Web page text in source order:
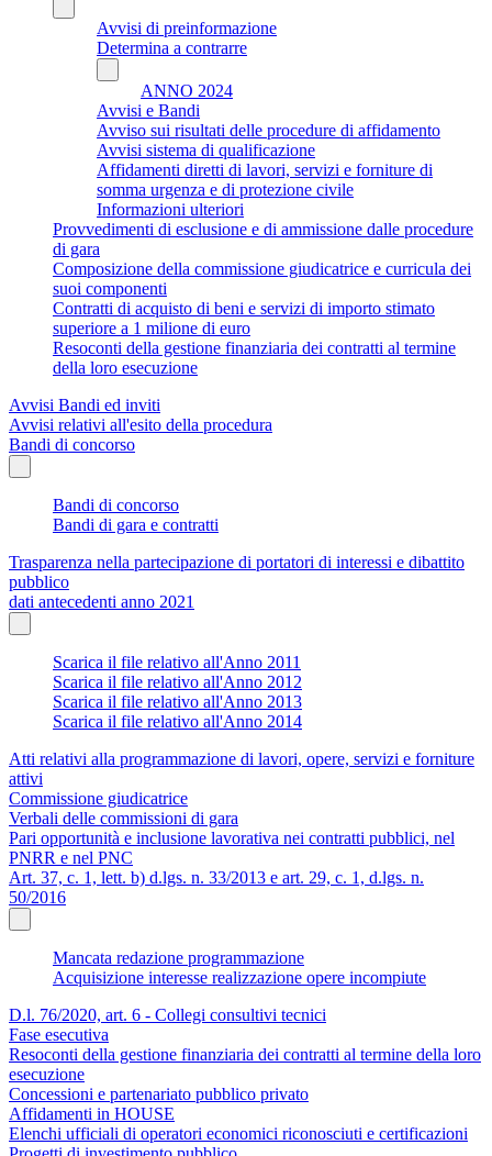
Avvisi di preinformazione
Determina a contrarre
ANNO 2024
Avvisi e Bandi
Avviso sui risultati delle procedure di affidamento
Avvisi sistema di qualificazione
Affidamenti diretti di lavori, servizi e forniture di
somma urgenza e di protezione civile
Informazioni ulteriori
Provvedimenti di esclusione e di ammissione dalle procedure
di gara
Composizione della commissione giudicatrice e curricula dei
suoi componenti
Contratti di acquisto di beni e servizi di importo stimato
superiore a 1 milione di euro
Resoconti della gestione finanziaria dei contratti al termine
della loro esecuzione
Avvisi Bandi ed inviti
Avvisi relativi all'esito della procedura
Bandi di concorso
Bandi di concorso
Bandi di gara e contratti
Trasparenza nella partecipazione di portatori di interessi e dibattito
pubblico
dati antecedenti anno 2021
Scarica il file relativo all'Anno 2011
Scarica il file relativo all'Anno 2012
Scarica il file relativo all'Anno 2013
Scarica il file relativo all'Anno 2014
Atti relativi alla programmazione di lavori, opere, servizi e forniture
attivi
Commissione giudicatrice
Verbali delle commissioni di gara
Pari opportunità e inclusione lavorativa nei contratti pubblici, nel
PNRR e nel PNC
Art. 37, c. 1, lett. b) d.lgs. n. 33/2013 e art. 29, c. 1, d.lgs. n.
50/2016
Mancata redazione programmazione
Acquisizione interesse realizzazione opere incompiute
D.l. 76/2020, art. 6 - Collegi consultivi tecnici
Fase esecutiva
Resoconti della gestione finanziaria dei contratti al termine della loro
esecuzione
Concessioni e partenariato pubblico privato
Affidamenti in HOUSE
Elenchi ufficiali di operatori economici riconosciuti e certificazioni